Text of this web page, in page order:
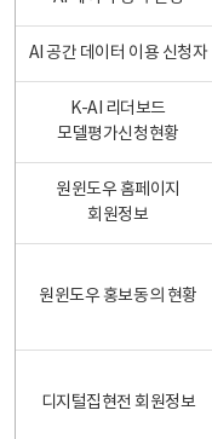
AI 공간 데이터 이용 신청자
K-AI 리더보드
모델평가신청현황
원윈도우 홈페이지
회원정보
원윈도우 홍보동의 현황
디지털집현전 회원정보